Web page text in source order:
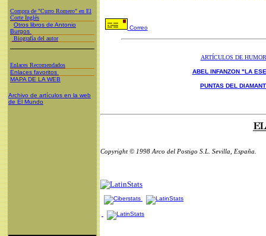
Compra de "Curro Romero" en El
Corte Inglés
Otros libros de Antonio
Burgos
Biografía del autor
Enlaces Recomendados
Enlaces favoritos
MAPA DE LA WEB
Archivo de artículos en la web
de El Mundo
Correo
ARTÍCULOS DE HUMOR
ABEL INFANZON "LA
PUNTAS DEL
Copyright © 1998 Arco del Postigo S.L. Sevilla, España.